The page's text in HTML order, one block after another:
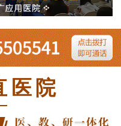
医院